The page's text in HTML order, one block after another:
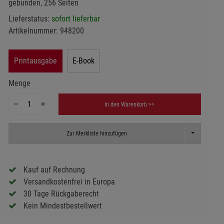
gebunden, 256 Seiten
Lieferstatus: sofort lieferbar
Artikelnummer: 948200
Printausgabe E-Book
Menge
In den Warenkorb >>
Zur Merkliste hinzufügen Toggle
Kauf auf Rechnung
Versandkostenfrei in Europa
30 Tage Rückgaberecht
Kein Mindestbestellwert